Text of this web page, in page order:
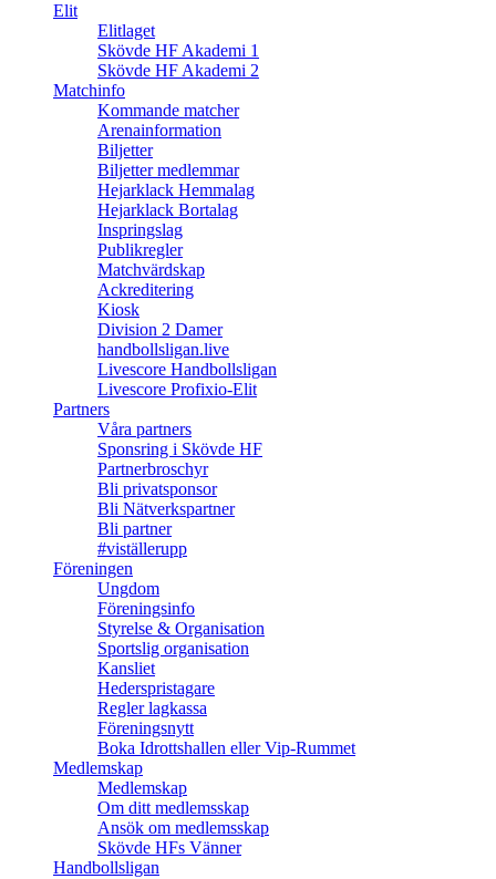
Elit
Elitlaget
Skövde HF Akademi 1
Skövde HF Akademi 2
Matchinfo
Kommande matcher
Arenainformation
Biljetter
Biljetter medlemmar
Hejarklack Hemmalag
Hejarklack Bortalag
Inspringslag
Publikregler
Matchvärdskap
Ackreditering
Kiosk
Division 2 Damer
handbollsligan.live
Livescore Handbollsligan
Livescore Profixio-Elit
Partners
Våra partners
Sponsring i Skövde HF
Partnerbroschyr
Bli privatsponsor
Bli Nätverkspartner
Bli partner
#viställerupp
Föreningen
Ungdom
Föreningsinfo
Styrelse & Organisation
Sportslig organisation
Kansliet
Hederspristagare
Regler lagkassa
Föreningsnytt
Boka Idrottshallen eller Vip-Rummet
Medlemskap
Medlemskap
Om ditt medlemsskap
Ansök om medlemsskap
Skövde HFs Vänner
Handbollsligan